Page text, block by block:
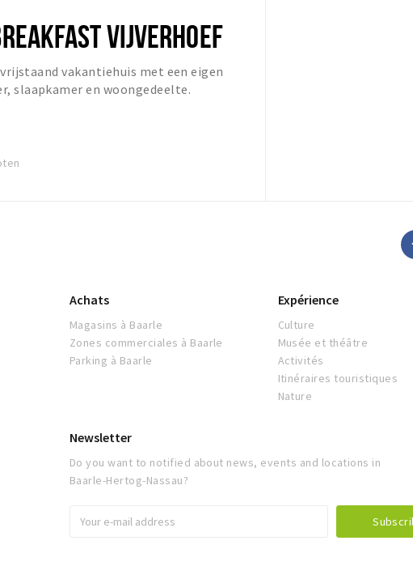
VIJVERHOEF
vakantiehuis met een eigen
slaapkamer en woongedeelte.
Achats
Magasins à Baarle
Zones commerciales à Baarle
Parking à Baarle
Expérience
Culture
Musée et théâtre
Activités
Itinéraires touristiques
Nature
Newsletter
Do you want to notified about news, events and locations in
Baarle-Hertog-Nassau?